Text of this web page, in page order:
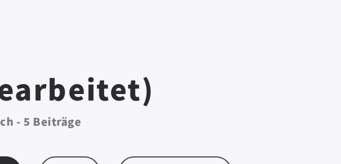
- 5 Beiträge